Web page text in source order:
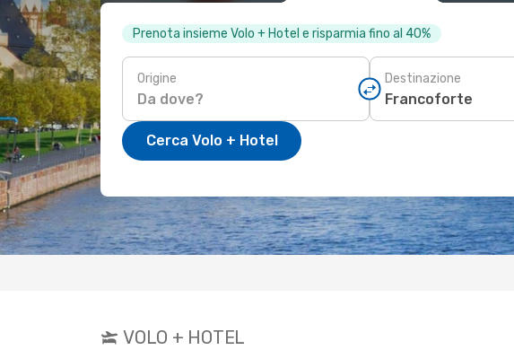
Prenota insieme Volo + Hotel e risparmia fino al 40%
Origine Destinazione
Cerca Volo + Hotel
VOLO + HOTEL